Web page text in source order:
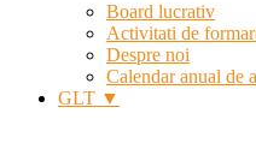
Board lucrativ
Activitati de
Despre noi
Calendar anual de
GLT ▼